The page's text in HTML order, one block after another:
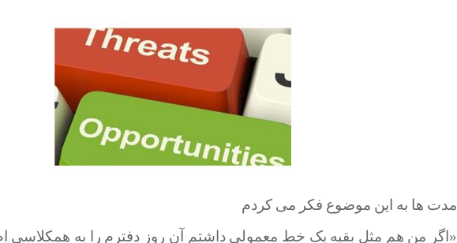
مدت ها به این موضوع فکر می کردم
«اگر من هم مثل بقیه یک خط معمولی داشتم آن روز دفترم را به همکلاسی